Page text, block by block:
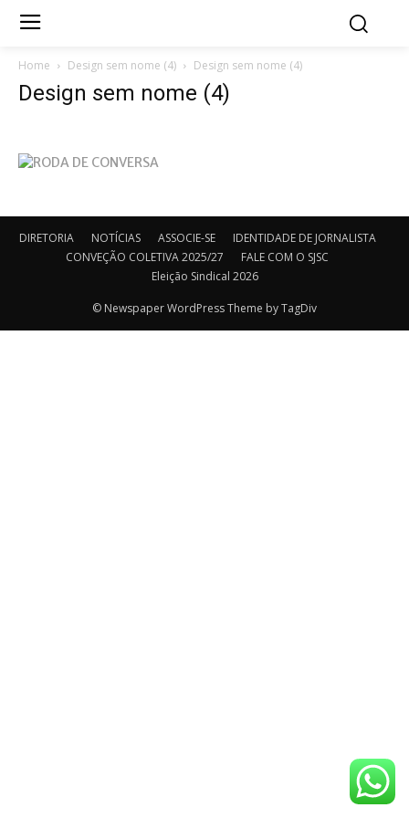
Home Design sem nome (4) Design sem nome (4)
Design sem nome (4)
DIRETORIA NOTÍCIAS ASSOCIE-SE
IDENTIDADE DE JORNALISTA
CONVEÇÃO COLETIVA 2025/27
FALE COM O SJSC
Eleição Sindical 2026
© Newspaper WordPress Theme by TagDiv